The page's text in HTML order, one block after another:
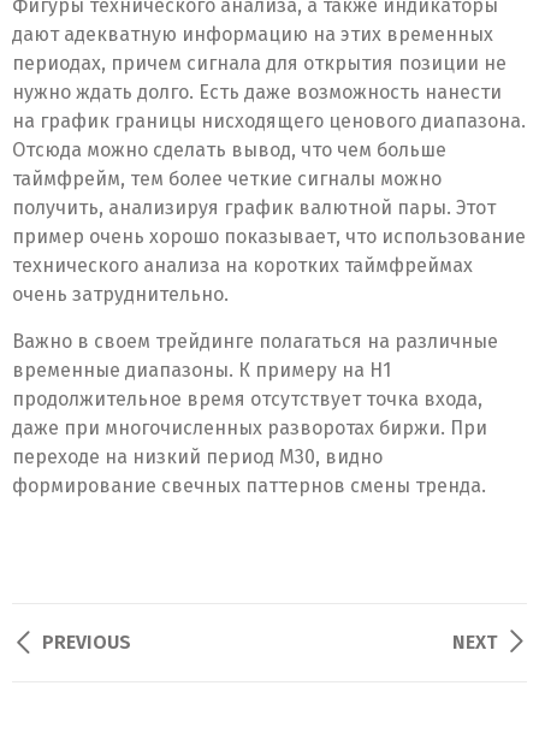
Фигуры технического анализа, а также индикаторы
дают адекватную информацию на этих временных
периодах, причем сигнала для открытия позиции не
нужно ждать долго. Есть даже возможность нанести
на график границы нисходящего ценового диапазона.
Отсюда можно сделать вывод, что чем больше
таймфрейм, тем более четкие сигналы можно
получить, анализируя график валютной пары. Этот
пример очень хорошо показывает, что использование
технического анализа на коротких таймфреймах
очень затруднительно.
Важно в своем трейдинге полагаться на различные
временные диапазоны. К примеру на Н1
продолжительное время отсутствует точка входа,
даже при многочисленных разворотах биржи. При
переходе на низкий период М30, видно
формирование свечных паттернов смены тренда.
PostPREVIOUS NEXT